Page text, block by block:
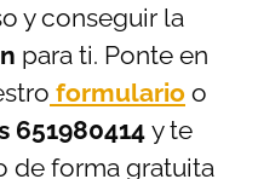
y conseguir la
para ti. Ponte en
formulario o
651980414 y te
de forma gratuita